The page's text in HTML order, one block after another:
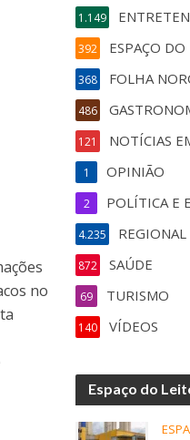
no
1.149
ESPAÇO
392
FOLHA
368
486
NOTÍCIAS
121
OPINIÃO
1
POLÍTICA E
2
REGIONAL
4.235
SAÚDE
872
TURISMO
69
VÍDEOS
140
Espaço do